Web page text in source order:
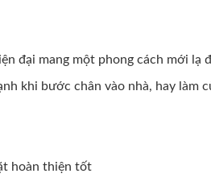
đại mang một phong cách mới lạ
khi bước chân vào nhà, hay làm
hoàn thiện tốt